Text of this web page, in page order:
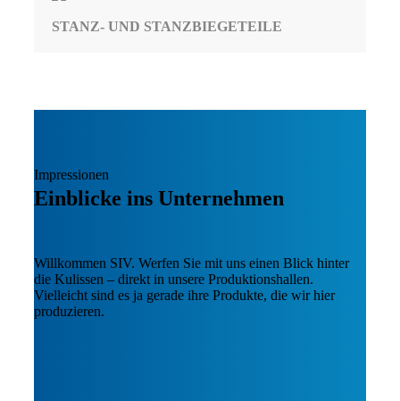
STANZ- UND STANZBIEGETEILE
Einblicke ins Unternehmen
Impressionen
Willkommen SIV. Werfen Sie mit uns einen Blick hinter
die Kulissen – direkt in unsere Produktionshallen.
Vielleicht sind es ja gerade ihre Produkte, die wir hier
produzieren.